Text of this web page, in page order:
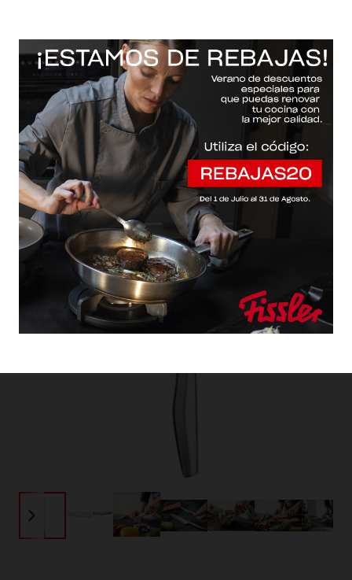
Inicio / Fissler Web / Accesorios / cuchillos / tapas /
Essential®